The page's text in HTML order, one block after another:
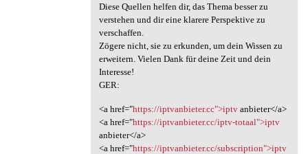
Diese Quellen helfen dir, das Thema besser zu
verstehen und dir eine klarere Perspektive zu
verschaffen.
Zögere nicht, sie zu erkunden, um dein Wissen zu
erweitern. Vielen Dank für deine Zeit und dein
Interesse!
GER:
<a href="https://iptvanbieter.cc">iptvanbieter</a>
<a href="https://iptvanbieter.cc/iptv-totaal">iptv
anbieter</a>
<a href="https://iptvanbieter.cc/subscription">iptv